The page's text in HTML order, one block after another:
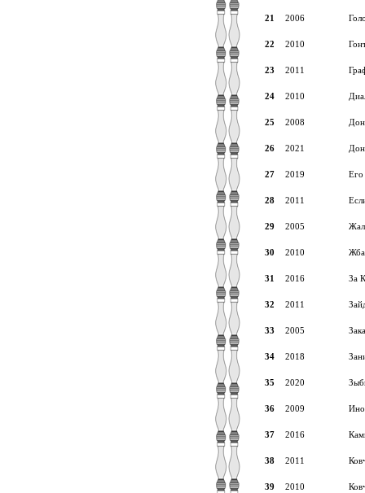
21 2006
22 2010
23 2011
24 2010
25 2008
26 2021
27 2019 Его
28 2011
29 2005
30 2010
31 2016 За
32 2011
33 2005
34 2018
35 2020
36 2009
37 2016
38 2011
39 2010